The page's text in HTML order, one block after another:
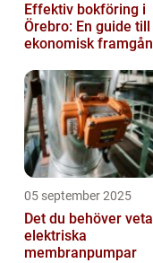
Effektiv bokföring i
Örebro: En guide till
ekonomisk
05 september 2025
Det du behöver
elektriska
membranpumpar